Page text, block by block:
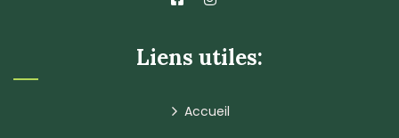
Liens utiles:
Accueil